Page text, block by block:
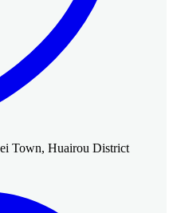
Town, Huairou District